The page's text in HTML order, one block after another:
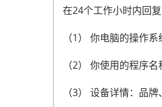
- Android WhatsApp
- iPhone 短信 + 联系
- iCloud 备份恢复
- iPhone WhatsApp
- 你的银行/支付服务商
- 节假日或周末导致交
（2）等待最长20天：
退款从不超过20天。
在24个工作小时内回复
（1） 你电脑的操作
（2） 你使用的程序名
（3） 设备详情：品